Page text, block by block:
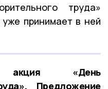
труда»
принимает в ней
«День
Предложение